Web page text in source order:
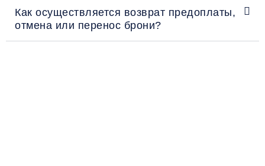
Как осуществляется возврат предоплаты,
отмена или перенос брони?